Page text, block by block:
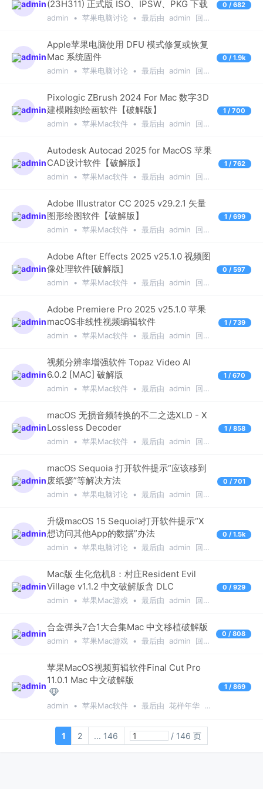
(23H311) 正式版 ISO、IPSW、PKG 下载
admin • 苹果电脑讨论 • 最后由 admin
回复
0 / 682
Apple苹果电脑使用 DFU 模式修复或恢复
Mac 系统固件
admin • 苹果电脑讨论 • 最后由 admin
回复
0 / 1.9k
Pixologic ZBrush 2024 For Mac 数字3D
建模雕刻绘画软件【破解版】
admin • 苹果Mac软件 • 最后由 admin
回复
1 / 700
Autodesk Autocad 2025 for MacOS 苹果
CAD设计软件【破解版】
admin • 苹果Mac软件 • 最后由 admin
回复
1 / 762
Adobe Illustrator CC 2025 v29.2.1 矢量
图形绘图软件【破解版】
admin • 苹果Mac软件 • 最后由 admin
回复
1 / 699
Adobe After Effects 2025 v25.1.0 视频图
像处理软件[破解版]
admin • 苹果Mac软件 • 最后由 admin
回复
0 / 597
Adobe Premiere Pro 2025 v25.1.0 苹果
macOS非线性视频编辑软件
admin • 苹果Mac软件 • 最后由 admin
回复
1 / 739
视频分辨率增强软件 Topaz Video AI
6.0.2 [MAC] 破解版
admin • 苹果Mac软件 • 最后由 admin
回复
1 / 670
macOS 无损音频转换的不二之选XLD - X
Lossless Decoder
admin • 苹果Mac软件 • 最后由 admin
回复
1 / 858
macOS Sequoia 打开软件提示“应该移到
废纸篓”等解决方法
admin • 苹果电脑讨论 • 最后由 admin
回复
0 / 701
升级macOS 15 Sequoia打开软件提示“X
想访问其他App的数据”办法
admin • 苹果电脑讨论 • 最后由 admin
回复
0 / 1.5k
Mac版 生化危机8：村庄Resident Evil
Village v1.1.2 中文破解版含 DLC
admin • 苹果Mac游戏 • 最后由 admin
回复
0 / 929
合金弹头7合1大合集Mac 中文移植破解版
admin • 苹果Mac游戏 • 最后由 admin
回
0 / 808
苹果MacOS视频剪辑软件Final Cut Pro
11.0.1 Mac 中文破解版
admin • 苹果Mac软件 • 最后由 花样年华 回
1 / 869
1 2 ... 146 / 146 页